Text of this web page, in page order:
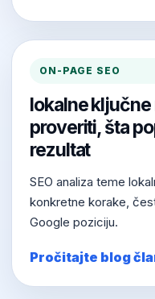
ON-PAGE SEO
lokalne ključne
proveriti, šta
rezultat
SEO analiza teme
konkretne korake,
Google poziciju.
Pročitajte blog